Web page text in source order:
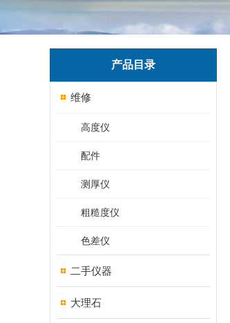
产品目录
维修
高度仪
配件
测厚仪
粗糙度仪
色差仪
二手仪器
大理石